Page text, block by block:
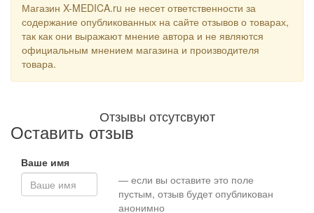
Магазин X-MEDICA.ru не несет ответственности за
содержание опубликованных на сайте отзывов о товарах,
так как они выражают мнение автора и не являются
официальным мнением магазина и производителя
товара.
Отзывы отсутсвуют
Оставить отзыв
Ваше имя
— если вы оставите это поле
пустым, отзыв будет опубликован
анонимно